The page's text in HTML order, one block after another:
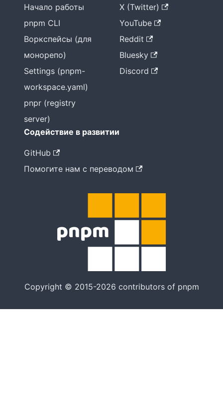
Начало работы
pnpm CLI
Воркспейсы (для
монорепо)
Settings (pnpm-
workspace.yaml)
pnpr (registry
server)
X (Twitter)
YouTube
Reddit
Bluesky
Discord
Содействие в развитии
GitHub
Помогите нам с переводом
Copyright © 2015-2026 contributors of pnpm